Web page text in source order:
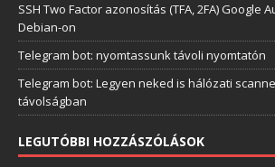
SSH Two Factor azonosítás (TFA, 2FA) Google
Debian-on
Telegram bot: nyomtassunk távoli nyomtatón
Telegram bot: Legyen neked is hálózati
távolságban
LEGUTÓBBI HOZZÁSZÓLÁSOK